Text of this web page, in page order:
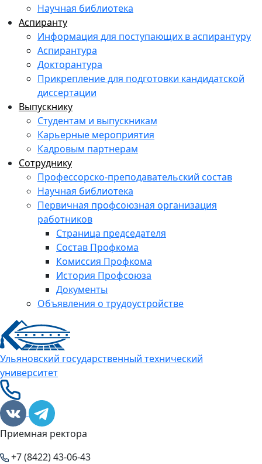
Научная библиотека
Аспиранту
Информация для поступающих в аспирантуру
Аспирантура
Докторантура
Прикрепление для подготовки кандидатской
диссертации
Выпускнику
Студентам и выпускникам
Карьерные мероприятия
Кадровым партнерам
Сотруднику
Профессорско-преподавательский состав
Научная библиотека
Первичная профсоюзная организация
работников
Страница председателя
Состав Профкома
Комиссия Профкома
История Профсоюза
Документы
Объявления о трудоустройстве
Ульяновский государственный технический
университет
Приемная ректора
+7 (8422) 43-06-43